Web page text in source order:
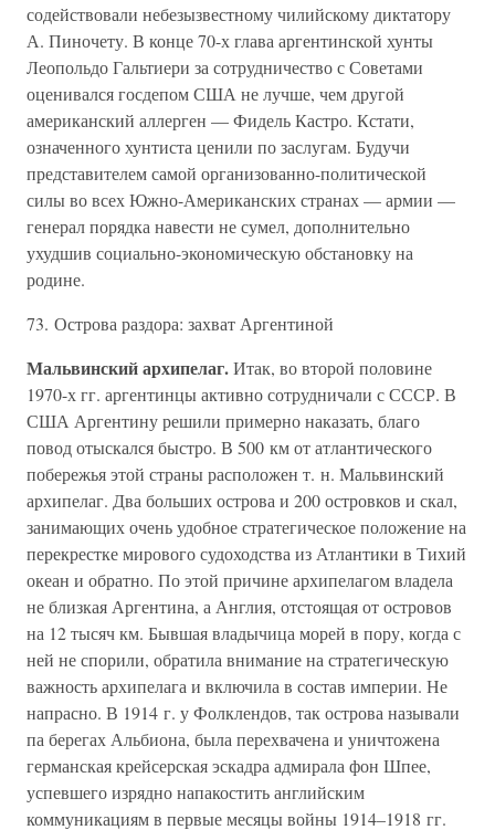
содействовали небезызвестному чилийскому диктатору
А. Пиночету. В конце 70-х глава аргентинской хунты
Леопольдо Гальтиери за сотрудничество с Советами
оценивался госдепом США не лучше, чем другой
американский аллерген — Фидель Кастро. Кстати,
означенного хунтиста ценили по заслугам. Будучи
представителем самой организованно-политической
силы во всех Южно-Американских странах — армии —
генерал порядка навести не сумел, дополнительно
ухудшив социально-экономическую обстановку на
родине.
73. Острова раздора: захват Аргентиной
Мальвинский архипелаг.Итак, во второй половине
1970-х гг. аргентинцы активно сотрудничали с СССР. В
США Аргентину решили примерно наказать, благо
повод отыскался быстро. В 500 км от атлантического
побережья этой страны расположен т. н. Мальвинский
архипелаг. Два больших острова и 200 островков и скал,
занимающих очень удобное стратегическое положение на
перекрестке мирового судоходства из Атлантики в Тихий
океан и обратно. По этой причине архипелагом владела
не близкая Аргентина, а Англия, отстоящая от островов
на 12 тысяч км. Бывшая владычица морей в пору, когда с
ней не спорили, обратила внимание на стратегическую
важность архипелага и включила в состав империи. Не
напрасно. В 1914 г. у Фолклендов, так острова называли
па берегах Альбиона, была перехвачена и уничтожена
германская крейсерская эскадра адмирала фон Шпее,
успевшего изрядно напакостить английским
коммуникациям в первые месяцы войны 1914–1918 гг.